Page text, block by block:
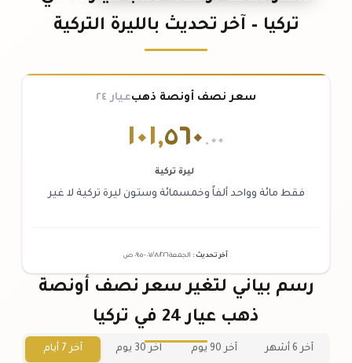
تركيا – آخر تحديث بالليرة التركية
سعر نصف أونصة ذهبعيار ٢٤
١٠١,٥٦٠ .٠٠
ليرة تركية
فقط مائة وواحد ألفاً وخمسمائة وستون ليرة تركية لا غير
آخر تحديث : الجمعة ٠٧ /٠٨/٢٠٢٦ - ٠٩:٠٥ ص
رسم بياني لتغير سعر نصف أونصة
ذهب عيار 24 في تركيا
آخر 6 أشهر آخر 90 يوم آخر 30 يوم آخر 7 أيام